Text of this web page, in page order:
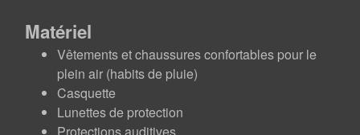
Matériel
Vêtements et chaussures confortables pour le
plein air (habits de pluie)
Casquette
Lunettes de protection